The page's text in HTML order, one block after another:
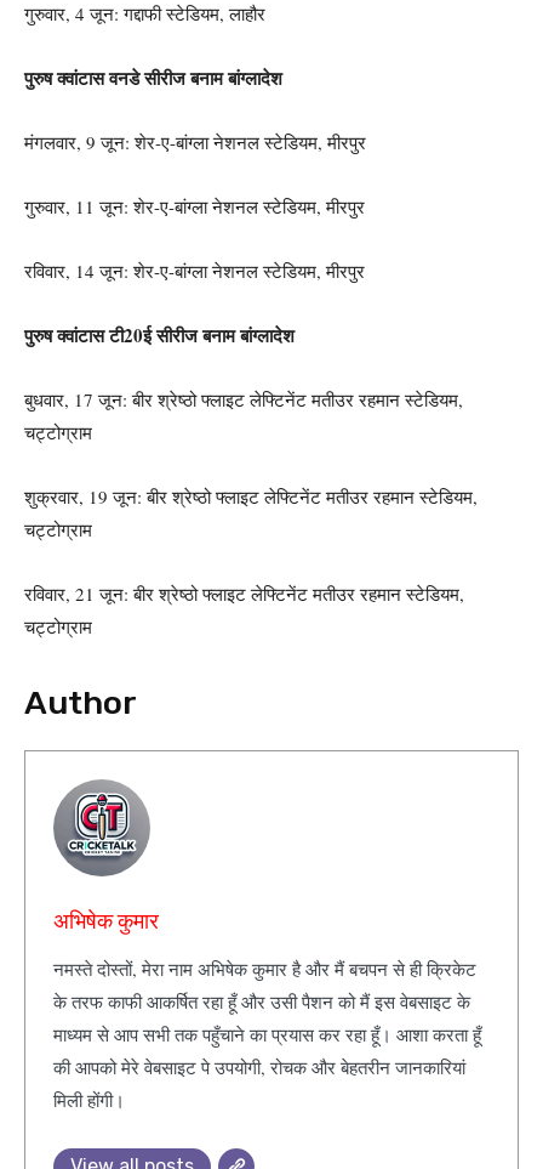
गुरुवार, 4 जून: गद्दाफी स्टेडियम, लाहौर
पुरुष क्वांटास वनडे सीरीज बनाम बांग्लादेश
मंगलवार, 9 जून: शेर-ए-बांग्ला नेशनल स्टेडियम, मीरपुर
गुरुवार, 11 जून: शेर-ए-बांग्ला नेशनल स्टेडियम, मीरपुर
रविवार, 14 जून: शेर-ए-बांग्ला नेशनल स्टेडियम, मीरपुर
पुरुष क्वांटास टी20ई सीरीज बनाम बांग्लादेश
बुधवार, 17 जून: बीर श्रेष्ठो फ्लाइट लेफ्टिनेंट मतीउर रहमान स्टेडियम,
चट्टोग्राम
शुक्रवार, 19 जून: बीर श्रेष्ठो फ्लाइट लेफ्टिनेंट मतीउर रहमान स्टेडियम,
चट्टोग्राम
रविवार, 21 जून: बीर श्रेष्ठो फ्लाइट लेफ्टिनेंट मतीउर रहमान स्टेडियम,
चट्टोग्राम
Author
अभिषेक कुमार
नमस्ते दोस्तों, मेरा नाम अभिषेक कुमार है और मैं बचपन से ही क्रिकेट
के तरफ काफी आकर्षित रहा हूँ और उसी पैशन को मैं इस वेबसाइट के
माध्यम से आप सभी तक पहुँचाने का प्रयास कर रहा हूँ। आशा करता हूँ
की आपको मेरे वेबसाइट पे उपयोगी, रोचक और बेहतरीन जानकारियां
मिली होंगी।